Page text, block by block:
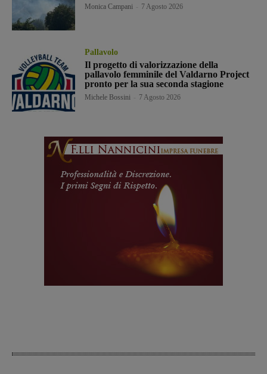
Monica Campani 7 Agosto 2026
Pallavolo
Il progetto di valorizzazione della
pallavolo femminile del Valdarno Project
pronto per la sua seconda stagione
Michele Bossini 7 Agosto 2026